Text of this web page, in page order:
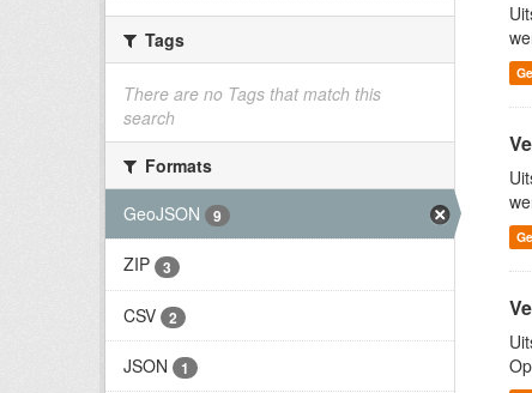
Tags
There are no Tags that match this
search
Formats
GeoJSON
9
ZIP 3
CSV 2
JSON 1